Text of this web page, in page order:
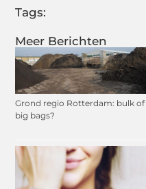
Meer Berichten
Grond regio Rotterdam: bulk of
big bags?
Tags: